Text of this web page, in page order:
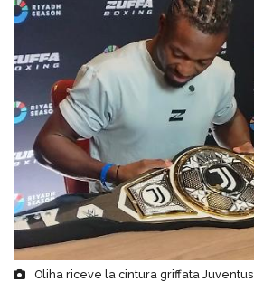
Oliha riceve la cintura griffata Juventus